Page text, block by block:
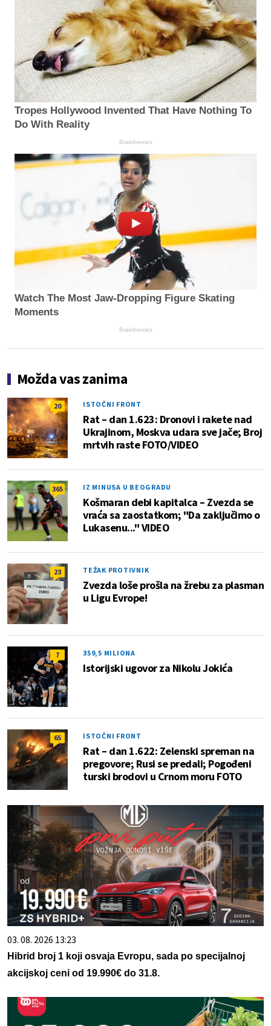
Tropes Hollywood Invented That Have Nothing To
Do With Reality
Brainberries
Watch The Most Jaw‑Dropping Figure Skating
Moments
Brainberries
Možda vas zanima
20 ISTOČNI FRONT
Rat – dan 1.623: Dronovi i rakete nad
Ukrajinom, Moskva udara sve jače; Broj
mrtvih raste FOTO/VIDEO
365 IZ MINUSA U BEOGRADU
Košmaran debi kapitalca – Zvezda se
vraća sa zaostatkom; "Da zaključimo o
Lukasenu..." VIDEO
23 TEŽAK PROTIVNIK
Zvezda loše prošla na žrebu za plasman
u Ligu Evrope!
7 359,5 MILIONA
Istorijski ugovor za Nikolu Jokića
65 ISTOČNI FRONT
Rat – dan 1.622: Zelenski spreman na
pregovore; Rusi se predali; Pogođeni
turski brodovi u Crnom moru FOTO
03. 08. 2026 13:23
Hibrid broj 1 koji osvaja Evropu, sada po specijalnoj
akcijskoj ceni od 19.990€ do 31.8.